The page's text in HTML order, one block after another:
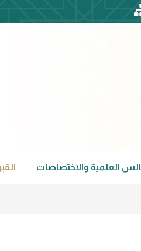
العلمية والاختصاصات